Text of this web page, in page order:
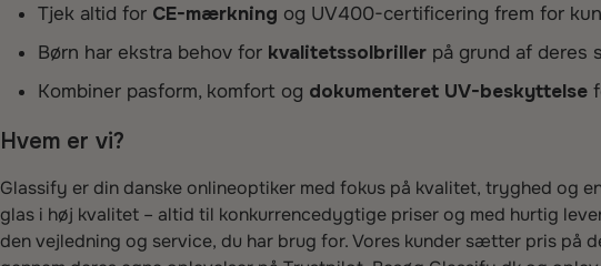
Tjek altid for CE-mærkning og UV400-certificering frem for
Børn har ekstra behov for kvalitetssolbriller på grund af deres
Kombiner pasform, komfort og dokumenteret UV-beskyttelse
Hvem er vi?
Glassify er din danske onlineoptiker med fokus på kvalitet, tryghed og
glas i høj kvalitet – altid til konkurrencedygtige priser og med hurtig
den vejledning og service, du har brug for. Vores kunder sætter pris på